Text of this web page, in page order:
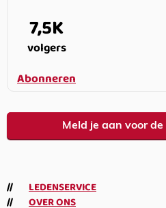
7,5K
volgers
Abonneren
Meld je aan voor
LEDENSERVICE
OVER ONS